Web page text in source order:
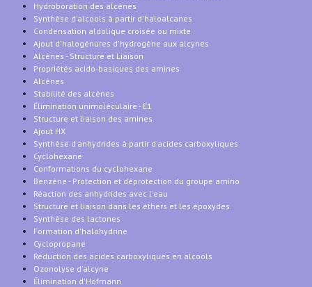
Hydroboration des alcènes
Synthèse d'alcools à partir d'haloalcanes
Condensation aldolique croisée ou mixte
Ajout d'halogénures d'hydrogène aux alcynes
Alcènes - Structure et Liaison
Propriétés acido-basiques des amines
Alcènes
Stabilité des alcènes
Élimination unimoléculaire - E1
Structure et liaison des amines
Ajout HX
Synthèse d'anhydrides à partir d'acides carboxyliques
Cyclohexane
Conformations du cyclohexane
Benzène - Protection et déprotection du groupe amino
Réaction des anhydrides avec l'eau
Structure et liaison dans les éthers et les époxydes
Synthèse des lactones
Formation d'halohydrine
Cyclopropane
Réduction des acides carboxyliques en alcools
Ozonolyse d'alcyne
Élimination d'Hofmann